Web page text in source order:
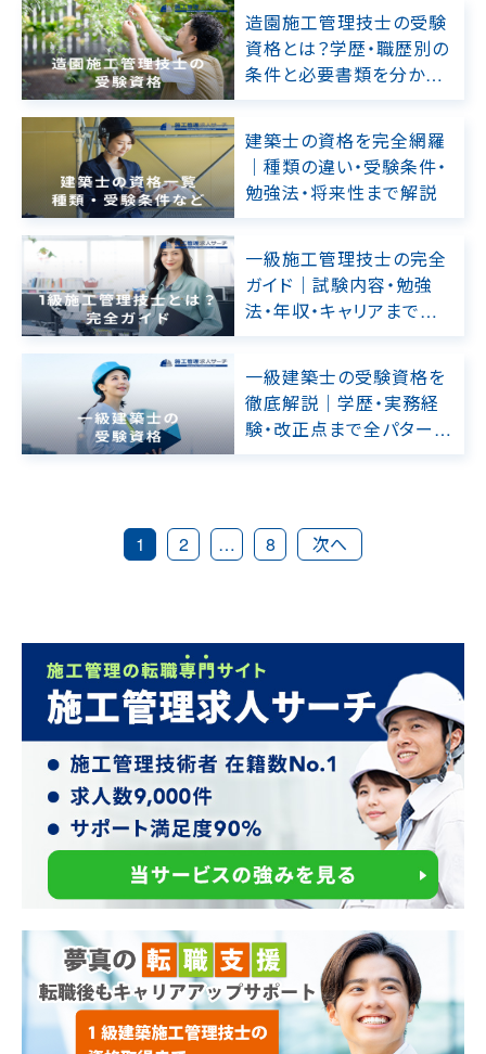
造園施工管理技士の受験
資格とは？学歴・職歴別の
条件と必要書類を分かり
建築士の資格を完全網羅
｜種類の違い・受験条件・
勉強法・将来性まで解説
一級施工管理技士の完全
ガイド｜試験内容・勉強
法・年収・キャリアまで徹
一級建築士の受験資格を
徹底解説｜学歴・実務経
験・改正点まで全パターン
1 2 … 8 次へ